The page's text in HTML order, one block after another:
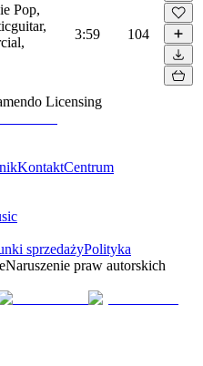
Pop,
3:59 104
Licensing
KontaktCentrum
sprzedażyPolityka
Naruszenie praw autorskich